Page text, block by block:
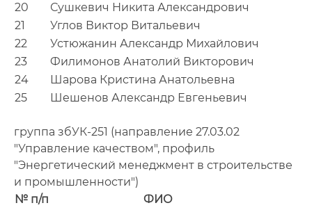
20
Сушкевич Никита Александрович
21
Углов Виктор Витальевич
22
Устюжанин Александр Михайлович
23
Филимонов Анатолий Викторович
24
Шарова Кристина Анатольевна
25
Шешенов Александр Евгеньевич
группа збУК-251 (направление 27.03.02
"Управление качеством", профиль
"Энергетический менеджмент в строительстве
и промышленности")
№ п/п
ФИО